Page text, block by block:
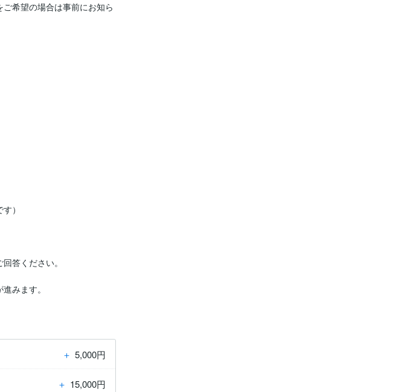
希望の場合は事前にお知ら
）
答ください。
みます。
＋ 5,000円
＋ 15,000円